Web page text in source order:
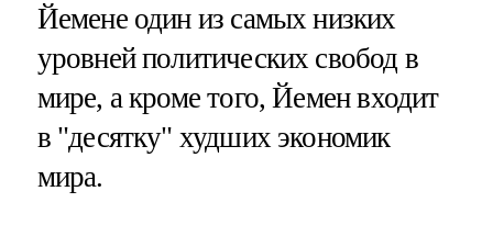
Йемене один из самых низких
уровней политических свобод в
мире, а кроме того, Йемен входит
в "десятку" худших экономик
мира.